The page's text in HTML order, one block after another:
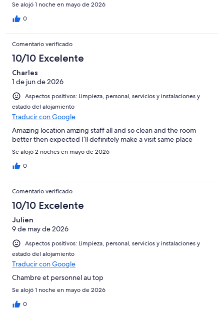
Se alojó 1 noche en mayo de 2026
0
Comentario verificado
10/10 Excelente
Charles
1 de jun de 2026
Aspectos positivos: Limpieza, personal, servicios y instalaciones y
estado del alojamiento
Traducir con Google
Amazing location amzing staff all and so clean and the room
better then expected I’ll definitely make a visit same place
Se alojó 2 noches en mayo de 2026
0
Comentario verificado
10/10 Excelente
Julien
9 de may de 2026
Aspectos positivos: Limpieza, personal, servicios y instalaciones y
estado del alojamiento
Traducir con Google
Chambre et personnel au top
Se alojó 1 noche en mayo de 2026
0